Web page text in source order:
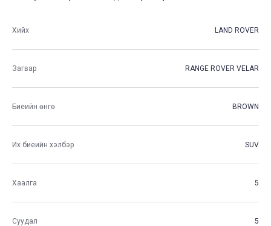
Хийх LAND ROVER
Загвар RANGE ROVER VELAR
Биеийн өнгө BROWN
Их биеийн хэлбэр SUV
Хаалга 5
Суудал 5